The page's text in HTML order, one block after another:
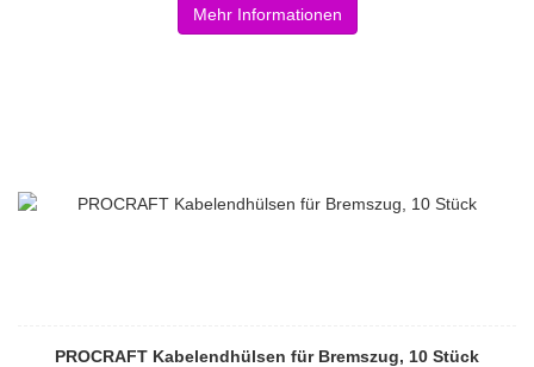
Mehr Informationen
PROCRAFT Kabelendhülsen für Bremszug, 10 Stück